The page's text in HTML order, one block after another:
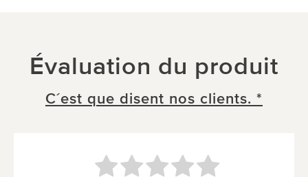
Évaluation du produit
C´est que disent nos clients. *